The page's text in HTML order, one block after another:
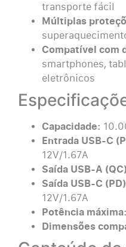
transporte fácil
Múltiplas
Compatível com
smartphones,
eletrônicos
Capacidade:
Entrada USB-C
12V/1.67A
Saída USB-A
Saída USB-C
12V/1.67A
Potência máxima:
Dimensões